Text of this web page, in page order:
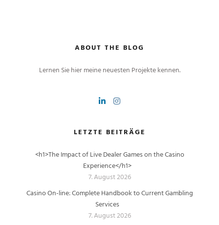
ABOUT THE BLOG
Lernen Sie hier meine neuesten Projekte kennen.
LETZTE BEITRÄGE
<h1>The Impact of Live Dealer Games on the Casino
Experience</h1>
7. August 2026
Casino On-line: Complete Handbook to Current Gambling
Services
7. August 2026